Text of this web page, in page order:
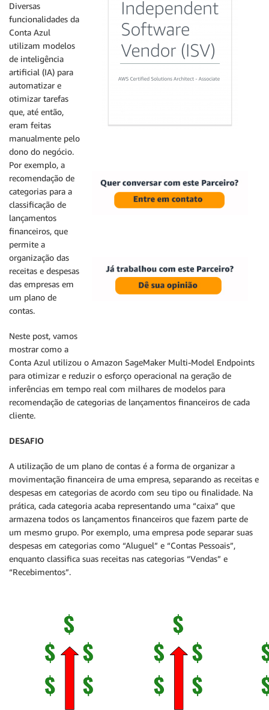
Diversas
funcionalidades da
Conta Azul
utilizam modelos
de inteligência
artificial (IA) para
automatizar e
otimizar tarefas
que, até então,
eram feitas
manualmente pelo
dono do negócio.
Por exemplo, a
recomendação de
categorias para a
classificação de
lançamentos
financeiros, que
permite a
organização das
receitas e despesas
das empresas em
um plano de
contas.
Neste post, vamos
mostrar como a
Conta Azul utilizou o Amazon SageMaker Multi-Model Endpoints
para otimizar e reduzir o esforço operacional na geração de
inferências em tempo real com milhares de modelos para
recomendação de categorias de lançamentos financeiros de cada
cliente.
DESAFIO
A utilização de um plano de contas é a forma de organizar a
movimentação financeira de uma empresa, separando as receitas e
despesas em categorias de acordo com seu tipo ou finalidade. Na
prática, cada categoria acaba representando uma “caixa” que
armazena todos os lançamentos financeiros que fazem parte de
um mesmo grupo. Por exemplo, uma empresa pode separar suas
despesas em categorias como “Aluguel” e “Contas Pessoais”,
enquanto classifica suas receitas nas categorias “Vendas” e
“Recebimentos”.